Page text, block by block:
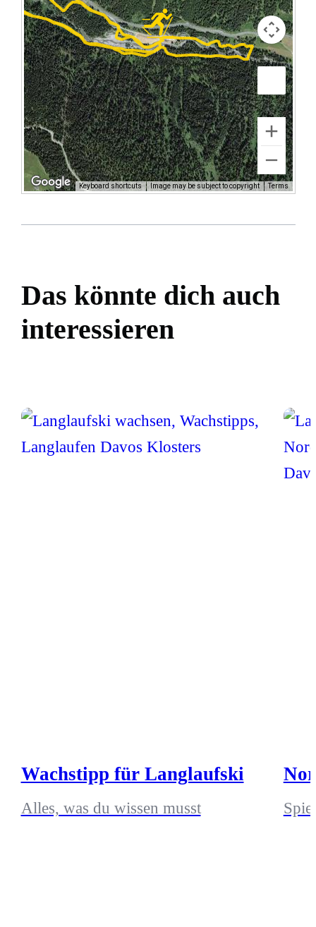
Keyboard shortcuts Image may be subject to copyright Terms
Das könnte dich auch
interessieren
Wachstipp für Langlaufski
Alles, was du wissen musst